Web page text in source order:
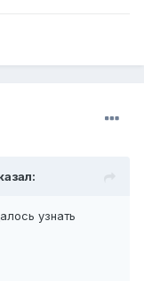
силу своей
к
собой лишь
протекать либо
узнать